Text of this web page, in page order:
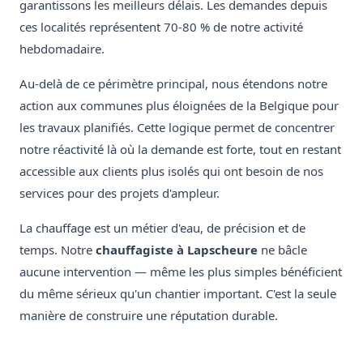
garantissons les meilleurs délais. Les demandes depuis
ces localités représentent 70-80 % de notre activité
hebdomadaire.
Au-delà de ce périmètre principal, nous étendons notre
action aux communes plus éloignées de la Belgique pour
les travaux planifiés. Cette logique permet de concentrer
notre réactivité là où la demande est forte, tout en restant
accessible aux clients plus isolés qui ont besoin de nos
services pour des projets d'ampleur.
La chauffage est un métier d'eau, de précision et de
temps. Notre chauffagiste à Lapscheure ne bâcle
aucune intervention — même les plus simples bénéficient
du même sérieux qu'un chantier important. C'est la seule
manière de construire une réputation durable.